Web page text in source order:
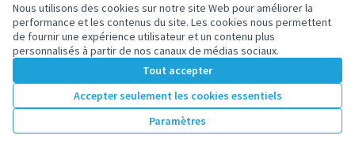
Nous utilisons des cookies sur notre site Web pour améliorer la
performance et les contenus du site. Les cookies nous permettent
de fournir une expérience utilisateur et un contenu plus
personnalisés à partir de nos canaux de médias sociaux.
Tout accepter
Accepter seulement les cookies essentiels
Paramètres
Conditions d'utilisation
Paramètres des cookies
participez.nanterre.fr sur X
(Lien externe)
participez.nanterre.fr sur Facebook
participez.nanterre.fr sur Instagram
participez.nanterre.fr sur YouTube
(Lien externe)
participez.nanterre.fr sur GitHub
(Lien externe)
Site réalisé grâce aulogiciel libre Decidim .
Licence
(Lien